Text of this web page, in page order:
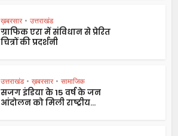
ख़बरसार • उत्तराखंड
ग्राफिक एरा में संविधान से प्रेरित
चित्रों की प्रदर्शनी
उत्तराखंड • ख़बरसार • सामाजिक
सजग इंडिया के 15 वर्ष के जन
आंदोलन को मिली राष्ट्रीय...